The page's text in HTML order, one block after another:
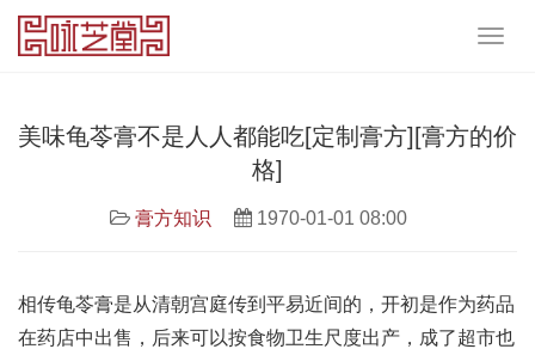
美味龟苓膏不是人人都能吃[定制膏方][膏方的价
格]
膏方知识 1970-01-01 08:00
相传龟苓膏是从清朝宫庭传到平易近间的，开初是作为药品
在药店中出售，后来可以按食物卫生尺度出产，成了超市也